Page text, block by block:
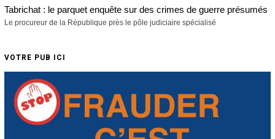
Tabrichat : le parquet enquête sur des crimes de guerre présumés
Le procureur de la République près le pôle judiciaire spécialisé
VOTRE PUB ICI